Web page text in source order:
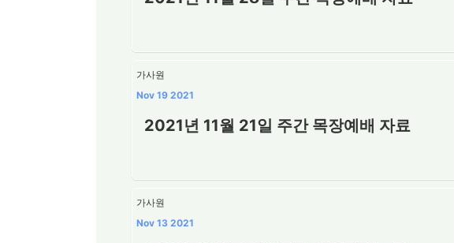
가사원
Nov 19 2021
2021년 11월 21일 주간 목장예배 자료
가사원
Nov 13 2021